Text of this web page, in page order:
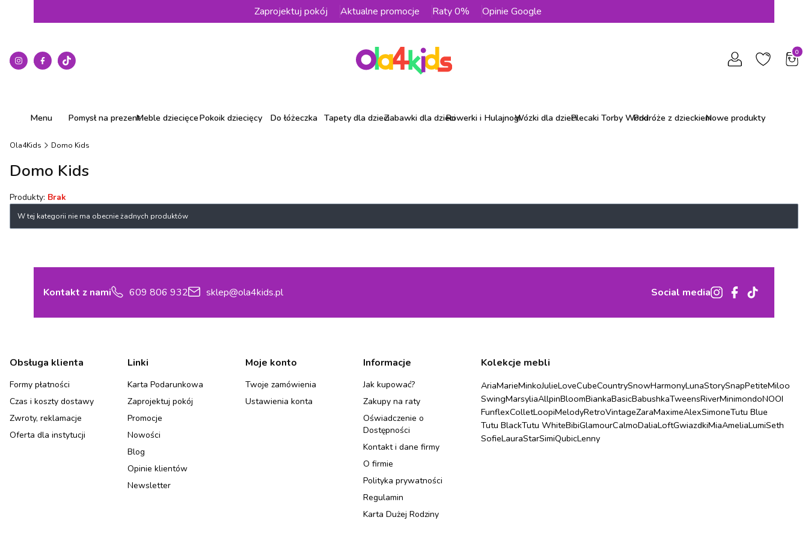
Zaprojektuj pokój Aktualne promocje Raty 0% Opinie Google
Menu Pomysł na prezentMeble dziecięcePokoik dziecięcy Do łóżeczka Tapety dla dzieciZabawki dla dzieciRowerki i HulajnogiWózki dla dzieciPlecaki Torby WorkiPodróże z dzieckiemNowe produkty
Ola4Kids Domo Kids
Domo Kids
Produkty: Brak
Lista produktów
W tej kategorii nie ma obecnie żadnych produktów
Kontakt z nami 609 806 932 sklep@ola4kids.pl Social media
Linki w stopce
Obsługa klienta
Formy płatności
Czas i koszty dostawy
Zwroty, reklamacje
Oferta dla instytucji
Linki
Karta Podarunkowa
Zaprojektuj pokój
Promocje
Nowości
Blog
Opinie klientów
Newsletter
Moje konto
Twoje zamówienia
Ustawienia konta
Informacje
Jak kupować?
Zakupy na raty
Oświadczenie o
Dostępności
Kontakt i dane firmy
O firmie
Polityka prywatności
Regulamin
Karta Dużej Rodziny
Kolekcje mebli
AriaMarieMinkoJulieLoveCubeCountrySnowHarmonyLunaStorySnapPetiteMiloo
SwingMarsyliaAllpinBloomBiankaBasicBabushkaTweensRiverMinimondoNOOI
FunflexColletLoopiMelodyRetroVintageZaraMaximeAlexSimoneTutu Blue
Tutu BlackTutu WhiteBibiGlamourCalmoDaliaLoftGwiazdkiMiaAmeliaLumiSeth
SofieLauraStarSimiQubicLenny